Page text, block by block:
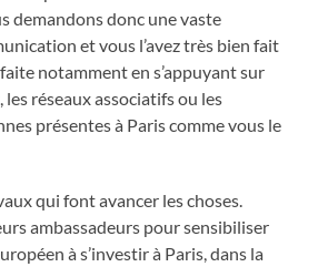
demandons donc une vaste
et vous l’avez très bien fait
notamment en s’appuyant sur
les réseaux associatifs ou les
présentes à Paris comme vous le
qui font avancer les choses.
ambassadeurs pour sensibiliser
à s’investir à Paris, dans la